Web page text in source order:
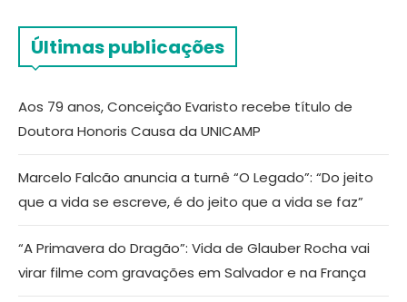
Últimas publicações
Aos 79 anos, Conceição Evaristo recebe título de
Doutora Honoris Causa da UNICAMP
Marcelo Falcão anuncia a turnê “O Legado”: “Do jeito
que a vida se escreve, é do jeito que a vida se faz”
“A Primavera do Dragão”: Vida de Glauber Rocha vai
virar filme com gravações em Salvador e na França